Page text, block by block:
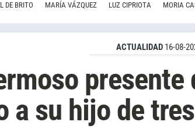
DE BRITO MARÍA VÁZQUEZ LUZ CIPRIOTA MORIA
ACTUALIDAD 16-08-
presente
a su hijo de